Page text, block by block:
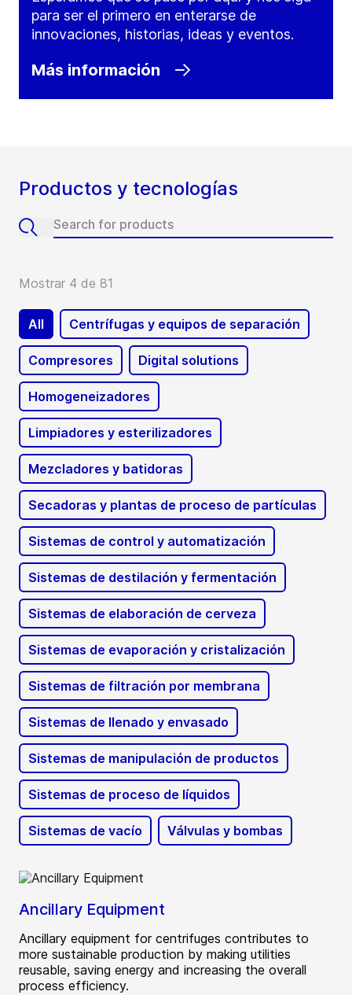
para ser el primero en enterarse de
innovaciones, historias, ideas y eventos.
Más información
Productos y tecnologías
Mostrar 4 de 81
All Centrífugas y equipos de separación
Compresores Digital solutions
Homogeneizadores
Limpiadores y esterilizadores
Mezcladores y batidoras
Secadoras y plantas de proceso de partículas
Sistemas de control y automatización
Sistemas de destilación y fermentación
Sistemas de elaboración de cerveza
Sistemas de evaporación y cristalización
Sistemas de filtración por membrana
Sistemas de llenado y envasado
Sistemas de manipulación de productos
Sistemas de proceso de líquidos
Sistemas de vacío Válvulas y bombas
Ancillary Equipment
Ancillary equipment for centrifuges contributes to
more sustainable production by making utilities
reusable, saving energy and increasing the overall
process efficiency.